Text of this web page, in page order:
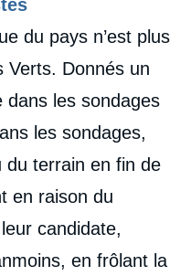
du pays n’est plus
Verts. Donnés un
dans les sondages
les sondages,
du terrain en fin de
en raison du
candidate,
en frôlant la